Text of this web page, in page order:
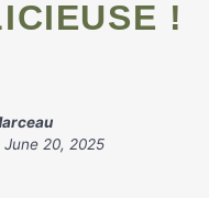
!
June 20, 2025